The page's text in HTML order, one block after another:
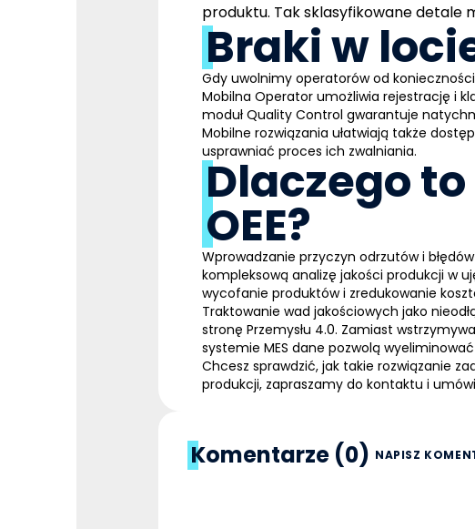
produktu. Tak sklasyfikowane detale
Braki w
Gdy uwolnimy operatorów od
Mobilna Operator umożliwia rejestrację i
moduł Quality Control gwarantuje
Mobilne rozwiązania ułatwiają także
usprawniać proces ich zwalniania.
Dlaczego
OEE?
Wprowadzanie przyczyn odrzutów i
kompleksową analizę jakości produkcji w
wycofanie produktów i zredukowanie
Traktowanie wad jakościowych jako
stronę Przemysłu 4.0. Zamiast
systemie MES dane pozwolą
Chcesz sprawdzić, jak takie rozwiązanie
produkcji, zapraszamy do kontaktu i
Komentarze (0) NAPISZ